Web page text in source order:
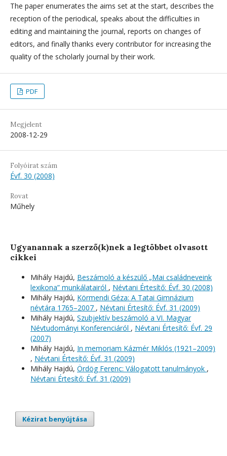
The paper enumerates the aims set at the start, describes the
reception of the periodical, speaks about the difficulties in
editing and maintaining the journal, reports on changes of
editors, and finally thanks every contributor for increasing the
quality of the scholarly journal by their work.
PDF
Megjelent
2008-12-29
Folyóirat szám
Évf. 30 (2008)
Rovat
Műhely
Ugyanannak a szerző(k)nek a legtöbbet olvasott
cikkei
Mihály Hajdú, Beszámoló a készülő „Mai családneveink
lexikona” munkálatairól , Névtani Értesítő: Évf. 30 (2008)
Mihály Hajdú, Körmendi Géza: A Tatai Gimnázium
névtára 1765–2007 , Névtani Értesítő: Évf. 31 (2009)
Mihály Hajdú, Szubjektív beszámoló a VI. Magyar
Névtudományi Konferenciáról , Névtani Értesítő: Évf. 29
(2007)
Mihály Hajdú, In memoriam Kázmér Miklós (1921–2009)
, Névtani Értesítő: Évf. 31 (2009)
Mihály Hajdú, Ördög Ferenc: Válogatott tanulmányok ,
Névtani Értesítő: Évf. 31 (2009)
Kézirat benyújtása